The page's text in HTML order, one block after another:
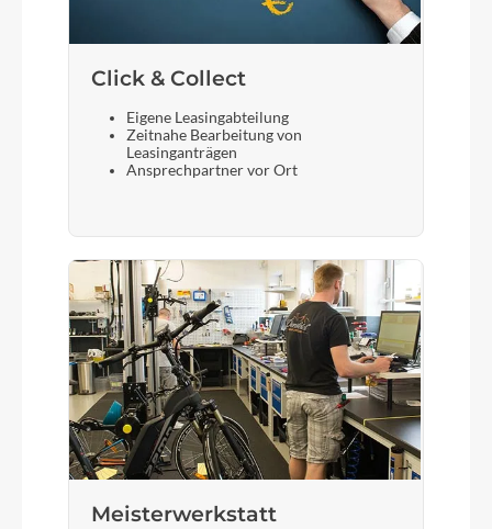
Click & Collect
Eigene Leasingabteilung
Zeitnahe Bearbeitung von
Leasinganträgen
Ansprechpartner vor Ort
Meisterwerkstatt